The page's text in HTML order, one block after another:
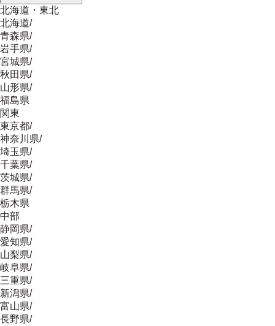
北海道・東北
北海道/
青森県/
岩手県/
宮城県/
秋田県/
山形県/
福島県
関東
東京都/
神奈川県/
埼玉県/
千葉県/
茨城県/
群馬県/
栃木県
中部
静岡県/
愛知県/
山梨県/
岐阜県/
三重県/
新潟県/
富山県/
長野県/